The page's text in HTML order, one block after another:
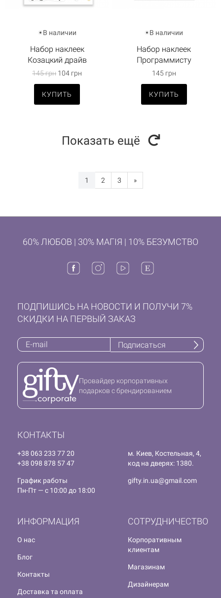
В наличии
Набор наклеек
Козацкий драйв
145 грн 104 грн
КУПИТЬ
В наличии
Набор наклеек
Программисту
145 грн
КУПИТЬ
Показать ещё
1 2 3 »
60% ЛЮБОВ | 30% МАГІЯ | 10% БЕЗУМСТВО
КОНТАКТЫ
+38 063 233 77 20
+38 098 878 57 47
м. Киев, Костельная, 4,
код на дверях: 1380.
График работы
Пн-Пт — с 10:00 до 18:00
gifty.in.ua@gmail.com
СОТРУДНИЧЕСТВО
Корпоративным
клиентам
Магазинам
Дизайнерам
ИНФОРМАЦИЯ
О нас
Блог
Контакты
Доставка та оплата
ПОДПИШИСЬ НА НОВОСТИ И ПОЛУЧИ 7%
СКИДКИ НА ПЕРВЫЙ ЗАКАЗ
Подписаться
Провайдер корпоративных
подарков с брендированием